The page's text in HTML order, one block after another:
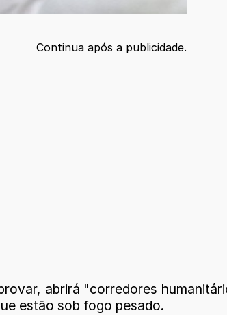
Continua após a publicidade.
abrirá "corredores
estão sob fogo pesado.